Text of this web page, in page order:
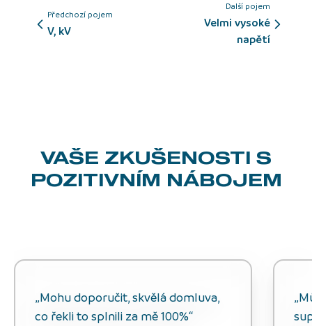
Předchozí pojem
V, kV
Další pojem
velmi vysoké
napětí
VAŠE ZKUŠENOSTI S
POZITIVNÍM NÁBOJEM
„Mohu doporučit, skvělá domluva,
co řekli to splnili za mě 100%“